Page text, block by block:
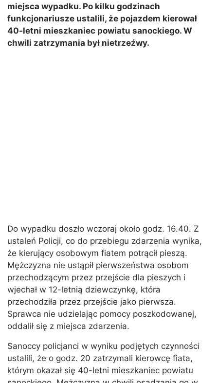
miejsca wypadku. Po kilku godzinach
funkcjonariusze ustalili, że pojazdem kierował
40-letni mieszkaniec powiatu sanockiego. W
chwili zatrzymania był nietrzeźwy.
Do wypadku doszło wczoraj około godz. 16.40. Z
ustaleń Policji, co do przebiegu zdarzenia wynika,
że kierujący osobowym fiatem potrącił pieszą.
Mężczyzna nie ustąpił pierwszeństwa osobom
przechodzącym przez przejście dla pieszych i
wjechał w 12-letnią dziewczynkę, która
przechodziła przez przejście jako pierwsza.
Sprawca nie udzielając pomocy poszkodowanej,
oddalił się z miejsca zdarzenia.
Sanoccy policjanci w wyniku podjętych czynności
ustalili, że o godz. 20 zatrzymali kierowcę fiata,
którym okazał się 40-letni mieszkaniec powiatu